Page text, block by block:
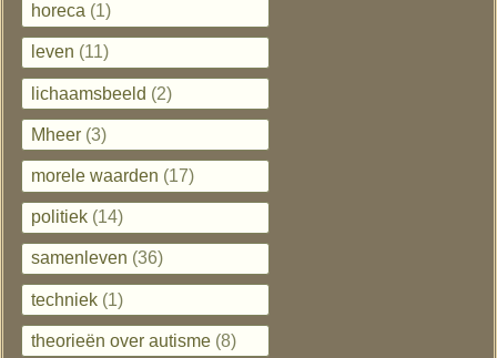
horeca (1)
leven (11)
lichaamsbeeld (2)
Mheer (3)
morele waarden (17)
politiek (14)
samenleven (36)
techniek (1)
theorieën over autisme (8)